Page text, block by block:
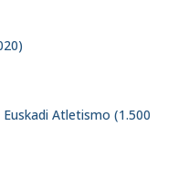
Atletismo (1.500